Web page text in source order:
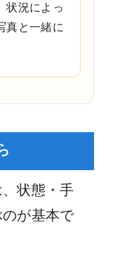
状況によっ
真と一緒に
状態・手
が基本で